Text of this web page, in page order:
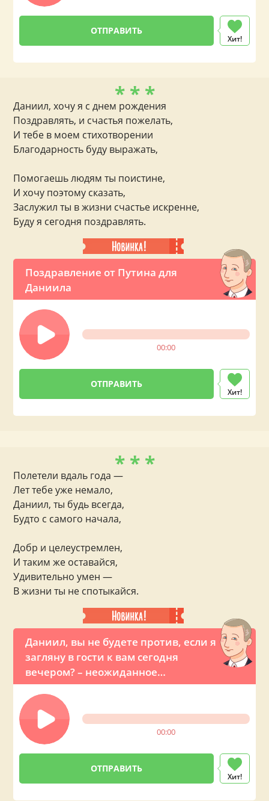
Хит!
Поздравление от Путина для
Даниила
00:00
Хит!
* * *
Даниил, хочу я с днем рождения
Поздравлять, и счастья пожелать,
И тебе в моем стихотворении
Благодарность буду выражать,
Помогаешь людям ты поистине,
И хочу поэтому сказать,
Заслужил ты в жизни счастье искренне,
Буду я сегодня поздравлять.
Даниил, вы не будете против, если я
загляну в гости к вам сегодня
вечером? – неожиданное
предложение от президента
00:00
Хит!
* * *
Полетели вдаль года —
Лет тебе уже немало,
Даниил, ты будь всегда,
Будто с самого начала,
Добр и целеустремлен,
И таким же оставайся,
Удивительно умен —
В жизни ты не спотыкайся.